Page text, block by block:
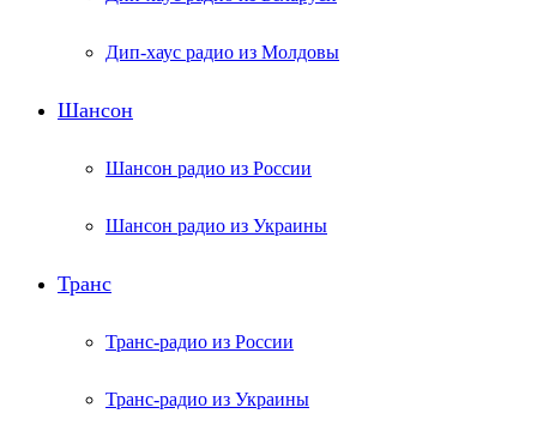
Дип-хаус радио из Молдовы
Шансон
Шансон радио из России
Шансон радио из Украины
Транс
Транс-радио из России
Транс-радио из Украины